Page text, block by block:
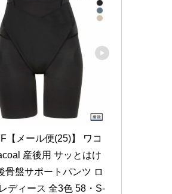
【メール便(25)】 ワコ
産後用 サッとはけ
骨盤サポートパンツ ロ
ディース 全3色 58・S-